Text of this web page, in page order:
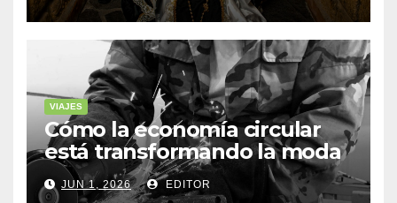
VIAJES
Cómo la economía circular
está transformando la moda
sostenible
JUN 1, 2026 EDITOR